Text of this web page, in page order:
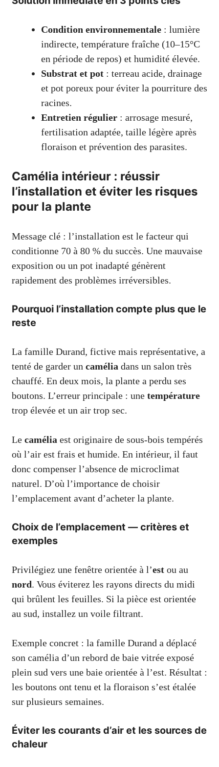
Condition environnementale : lumière
indirecte, température fraîche (10–15°C
en période de repos) et humidité élevée.
Substrat et pot : terreau acide, drainage
et pot poreux pour éviter la pourriture des
racines.
Entretien régulier : arrosage mesuré,
fertilisation adaptée, taille légère après
floraison et prévention des parasites.
Camélia intérieur : réussir
l’installation et éviter les risques
pour la plante
Message clé : l’installation est le facteur qui
conditionne 70 à 80 % du succès. Une mauvaise
exposition ou un pot inadapté génèrent
rapidement des problèmes irréversibles.
Pourquoi l’installation compte plus que le
reste
La famille Durand, fictive mais représentative, a
tenté de garder un camélia dans un salon très
chauffé. En deux mois, la plante a perdu ses
boutons. L’erreur principale : une température
trop élevée et un air trop sec.
Le camélia est originaire de sous-bois tempérés
où l’air est frais et humide. En intérieur, il faut
donc compenser l’absence de microclimat
naturel. D’où l’importance de choisir
l’emplacement avant d’acheter la plante.
Choix de l’emplacement — critères et
exemples
Privilégiez une fenêtre orientée à l’est ou au
nord. Vous éviterez les rayons directs du midi
qui brûlent les feuilles. Si la pièce est orientée
au sud, installez un voile filtrant.
Exemple concret : la famille Durand a déplacé
son camélia d’un rebord de baie vitrée exposé
plein sud vers une baie orientée à l’est. Résultat :
les boutons ont tenu et la floraison s’est étalée
sur plusieurs semaines.
Éviter les courants d’air et les sources de
chaleur